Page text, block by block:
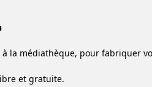
à la médiathèque, pour fabriquer
et gratuite.